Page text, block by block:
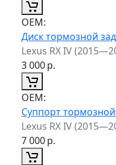
ОЕМ:
Диск тормозной
Lexus RX IV
3 000р.
ОЕМ:
Суппорт
Lexus RX IV
7 000р.